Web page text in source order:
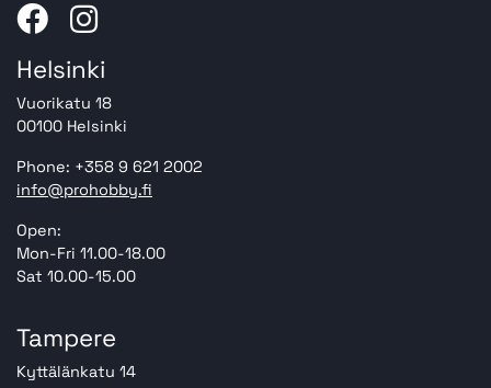
Helsinki
Vuorikatu 18
00100 Helsinki
Phone: +358 9 621 2002
info@prohobby.fi
Open:
Mon-Fri 11.00-18.00
Sat 10.00-15.00
Tampere
Kyttälänkatu 14